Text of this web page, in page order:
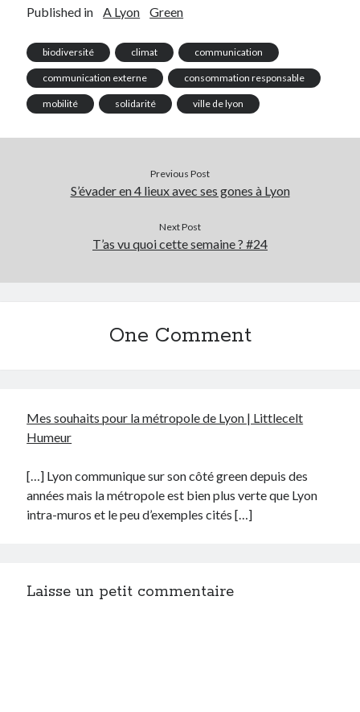
Published in A Lyon Green
biodiversité climat communication
communication externe consommation responsable
mobilité solidarité ville de lyon
Previous Post
S’évader en 4 lieux avec ses gones à Lyon
Next Post
T’as vu quoi cette semaine ? #24
One Comment
Mes souhaits pour la métropole de Lyon | Littlecelt
Humeur
[…] Lyon communique sur son côté green depuis des
années mais la métropole est bien plus verte que Lyon
intra-muros et le peu d’exemples cités […]
Laisse un petit commentaire